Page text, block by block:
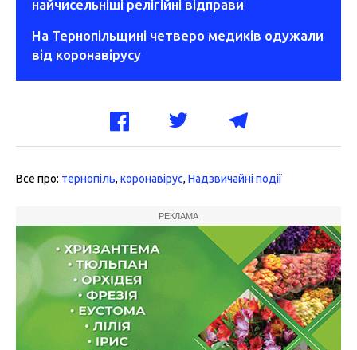
найчисельніші релігійні відправи
На Тернопільщині четверо медиків одужали
від коронавірусу
Все про: тернопіль, коронавірус, Надзвичайні події
РЕКЛАМА